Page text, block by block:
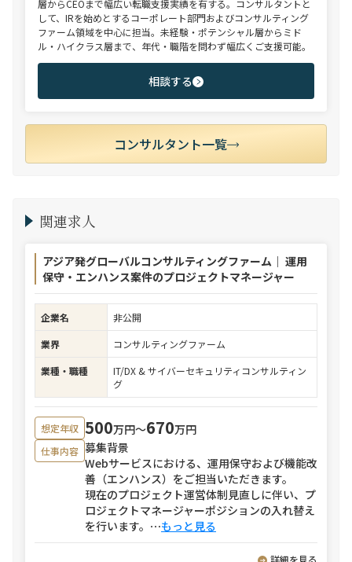
層からCEOまで幅広い転職支援実績を有する。コンサルタントと
して、IRを始めとするコーポレート部門およびコンサルティング
ファーム領域を中心に担当。未経験・ポテンシャル層からミド
ル・ハイクラス層まで、年代・職階を問わず幅広くご支援可能。
相談する
コンサルタント一覧
関連求人
アジア発グローバルコンサルティングファーム｜ 運用
保守・エンハンス案件のプロジェクトマネージャー
企業名
非公開
業界
コンサルティングファーム
業種・職種
IT/DX & サイバーセキュリティコンサルティン
グ
想定年収 500万円〜670万円
仕事内容 募集背景
Webサービスにおける、運用保守および機能改
善（エンハンス）をご担当いただきます。
現在のプロジェクト運営体制見直しに伴い、プ
ロジェクトマネージャーポジションの入れ替え
を行います。 ⋯もっと見る
詳細を見る